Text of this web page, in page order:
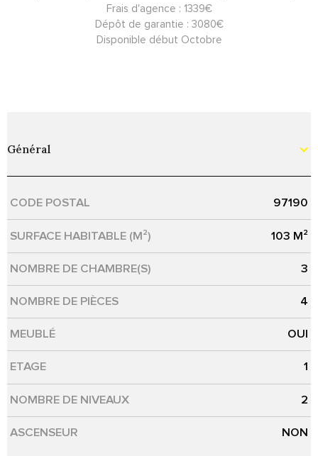
Frais d'agence : 1339€
Dépôt de garantie : 3080€
Disponible début Octobre
Général
Caractérisque Valeurs
CODE POSTAL 97190
SURFACE HABITABLE (M²) 103 M²
NOMBRE DE CHAMBRE(S) 3
NOMBRE DE PIÈCES 4
MEUBLÉ OUI
ETAGE 1
NOMBRE DE NIVEAUX 2
ASCENSEUR NON